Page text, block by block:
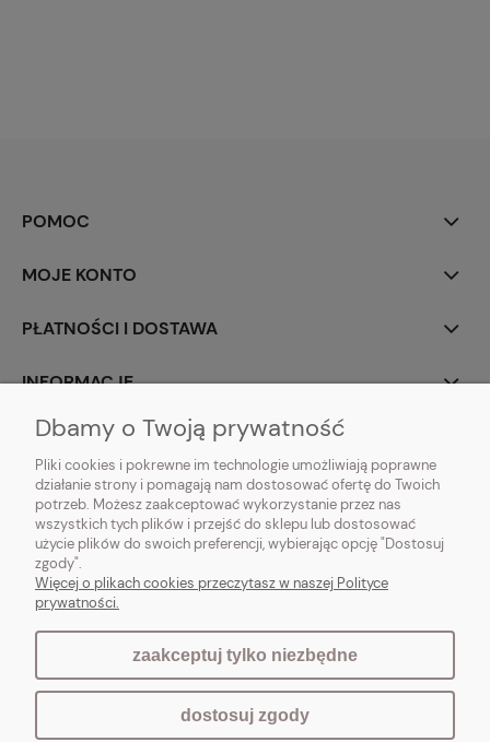
POMOC
MOJE KONTO
PŁATNOŚCI I DOSTAWA
INFORMACJE
O NAS
Vintagedeco.pl - sklep internetowy - meble i artykuły dekoracyjne do domu
i ogrodu w stylu vintage, skandynawskim, prowansalskim, boho, shabby
chic, industrialnym i loft.
pokaż pełną wersję strony
Dbamy o Twoją prywatność
Pliki cookies i pokrewne im technologie umożliwiają poprawne
działanie strony i pomagają nam dostosować ofertę do Twoich
potrzeb. Możesz zaakceptować wykorzystanie przez nas
wszystkich tych plików i przejść do sklepu lub dostosować
użycie plików do swoich preferencji, wybierając opcję "Dostosuj
zgody".
Więcej o plikach cookies przeczytasz w naszej Polityce
prywatności.
zaakceptuj tylko niezbędne
dostosuj zgody